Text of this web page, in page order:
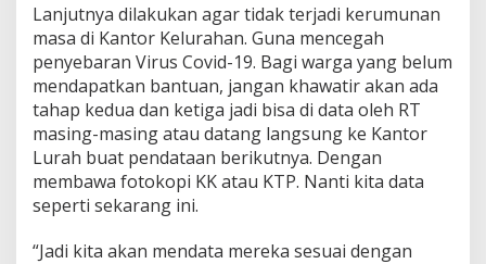
Lanjutnya dilakukan agar tidak terjadi kerumunan
masa di Kantor Kelurahan. Guna mencegah
penyebaran Virus Covid-19. Bagi warga yang belum
mendapatkan bantuan, jangan khawatir akan ada
tahap kedua dan ketiga jadi bisa di data oleh RT
masing-masing atau datang langsung ke Kantor
Lurah buat pendataan berikutnya. Dengan
membawa fotokopi KK atau KTP. Nanti kita data
seperti sekarang ini.
“Jadi kita akan mendata mereka sesuai dengan